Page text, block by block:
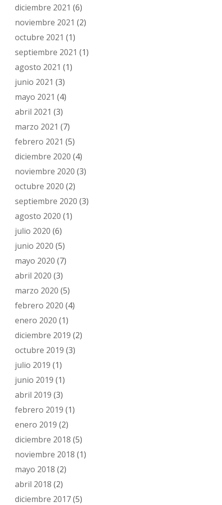
diciembre 2021 (6)
noviembre 2021 (2)
octubre 2021 (1)
septiembre 2021 (1)
agosto 2021 (1)
junio 2021 (3)
mayo 2021 (4)
abril 2021 (3)
marzo 2021 (7)
febrero 2021 (5)
diciembre 2020 (4)
noviembre 2020 (3)
octubre 2020 (2)
septiembre 2020 (3)
agosto 2020 (1)
julio 2020 (6)
junio 2020 (5)
mayo 2020 (7)
abril 2020 (3)
marzo 2020 (5)
febrero 2020 (4)
enero 2020 (1)
diciembre 2019 (2)
octubre 2019 (3)
julio 2019 (1)
junio 2019 (1)
abril 2019 (3)
febrero 2019 (1)
enero 2019 (2)
diciembre 2018 (5)
noviembre 2018 (1)
mayo 2018 (2)
abril 2018 (2)
diciembre 2017(5)